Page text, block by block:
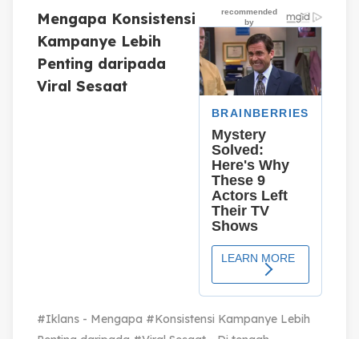
Mengapa Konsistensi
Kampanye Lebih
Penting daripada
Viral Sesaat
#Iklans - Mengapa #Konsistensi Kampanye Lebih